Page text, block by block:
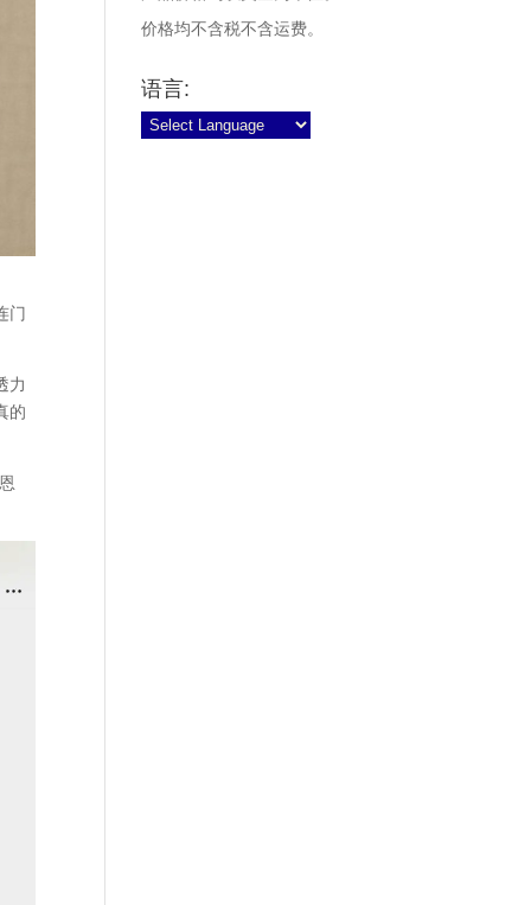
门
力
的
价格均不含税不含运费。
语言: